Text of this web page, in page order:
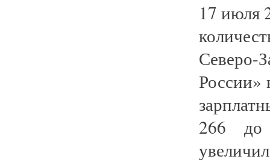
17 июля
России»
266 до